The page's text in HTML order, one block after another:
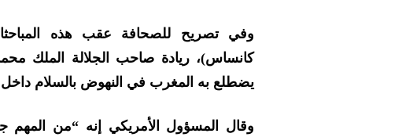
وفي تصريح للصحافة عقب هذه
كانساس)، ريادة صاحب الجلالة الملك
يضطلع به المغرب في النهوض بالسلام داخل
وقال المسؤول الأمريكي إنه “من المهم